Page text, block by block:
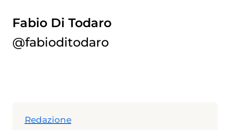
Fabio Di Todaro
@fabioditodaro
Redazione